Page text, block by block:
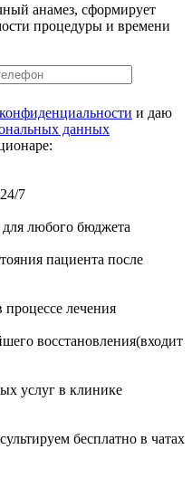
анамез, сформирует
процедуры и времени
и даю
данных
7
для любого бюджета
пациента после
процессе лечения
восстановления(входит
услуг в клинике
бесплатно в чатах